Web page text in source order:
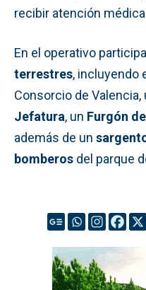
recibir atención
En el operativo
terrestres, incluyendo
Consorcio de Valencia,
Jefatura, un Furgón
además de un
bomberos del parque